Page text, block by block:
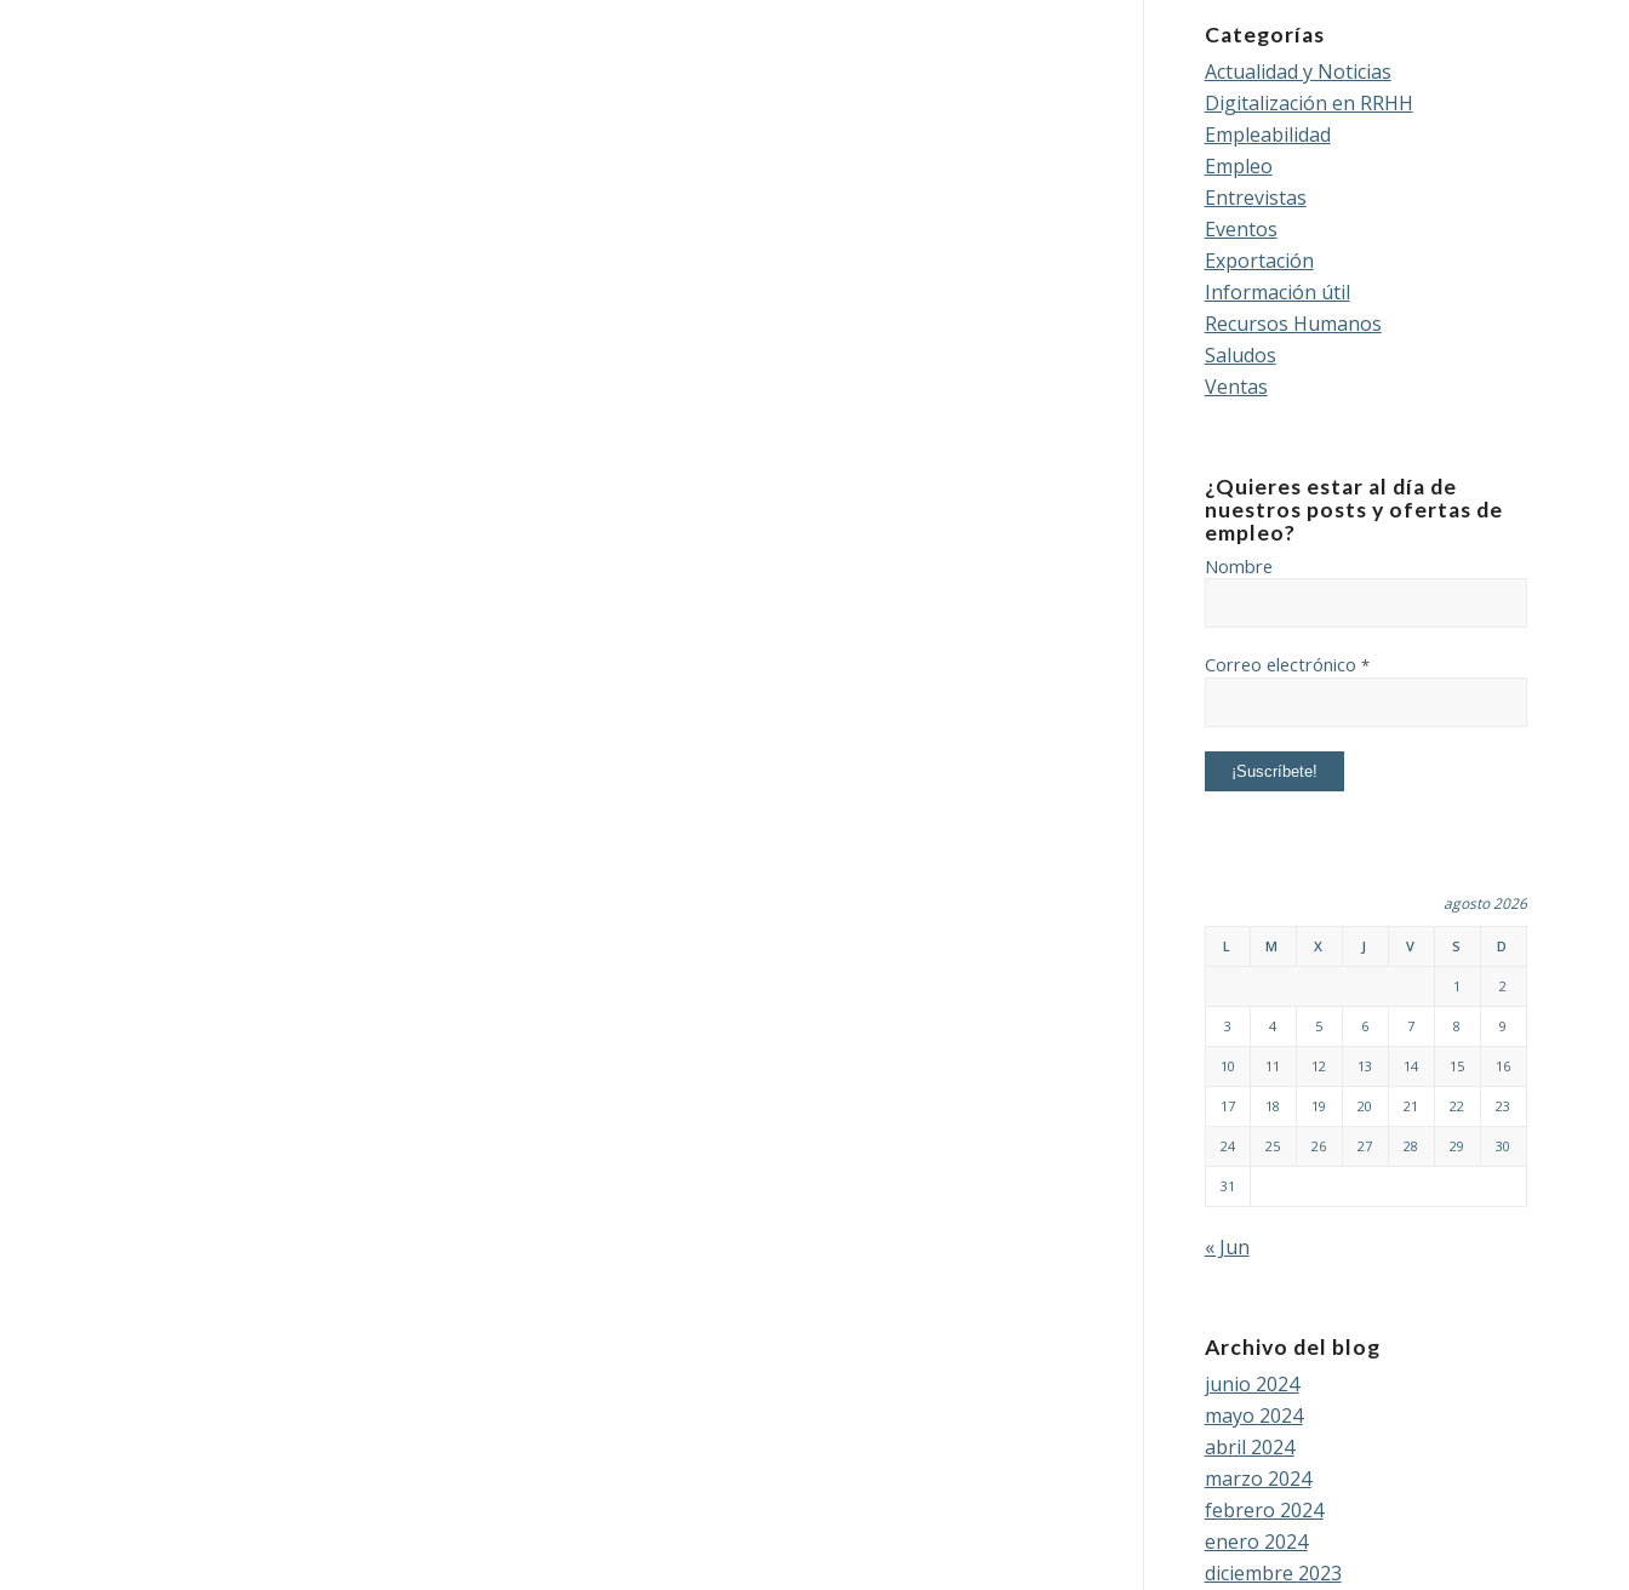
Categorías
Actualidad y Noticias
Digitalización en RRHH
Empleabilidad
Empleo
Entrevistas
Eventos
Exportación
Información útil
Recursos Humanos
Saludos
Ventas
¿Quieres estar al día de
nuestros posts y ofertas de
empleo?
Nombre
Correo electrónico *
agosto 2026
L M X J V S D
1 2
3 4 5 6 7 8 9
10 11 12 13 14 15 16
17 18 19 20 21 22 23
24 25 26 27 28 29 30
31
« Jun
Archivo del blog
junio 2024
mayo 2024
abril 2024
marzo 2024
febrero 2024
enero 2024
diciembre 2023